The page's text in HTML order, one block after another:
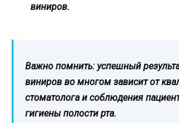
виниров.
Важно помнить: успешный
виниров во многом зависит от
стоматолога и соблюдения
гигиены полости рта.